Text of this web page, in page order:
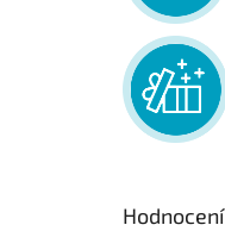
Hodnocení